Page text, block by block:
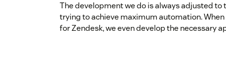
The development we do is always adjusted
trying to achieve maximum automation.
for Zendesk, we even develop the necessary